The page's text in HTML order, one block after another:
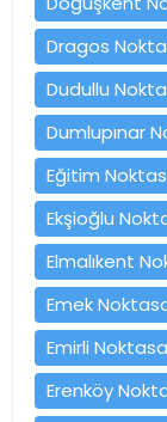
Dragos
Dudullu
Dumlupınar
Eğitim
Ekşioğlu
Elmalıkent
Emek
Emirli
Erenköy